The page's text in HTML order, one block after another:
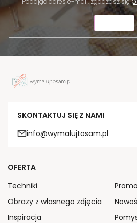
SKONTAKTUJ SIĘ Z NAMI
info@wymalujtosam.pl
OFERTA
Techniki
Obrazy z własnego zdjęcia
Inspiracja